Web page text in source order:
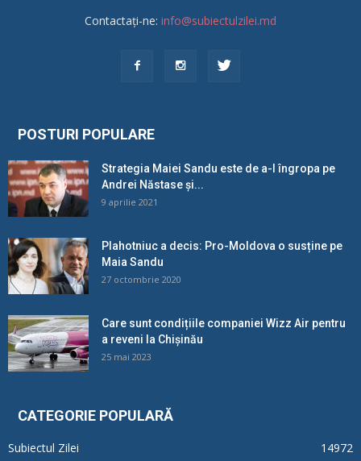
Contactați-ne: info@subiectulzilei.md
POSTURI POPULARE
Strategia Maiei Sandu este de a-l îngropa pe
Andrei Năstase și...
9 aprilie 2021
Plahotniuc a decis: Pro-Moldova o susține pe
Maia Sandu
27 octombrie 2020
Care sunt condițiile companiei Wizz Air pentru
a reveni la Chișinău
25 mai 2023
CATEGORIE POPULARĂ
Subiectul Zilei 14972